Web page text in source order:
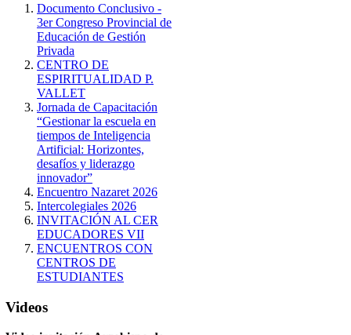
Documento Conclusivo -
3er Congreso Provincial de
Educación de Gestión
Privada
CENTRO DE
ESPIRITUALIDAD P.
VALLET
Jornada de Capacitación
“Gestionar la escuela en
tiempos de Inteligencia
Artificial: Horizontes,
desafíos y liderazgo
innovador”
Encuentro Nazaret 2026
Intercolegiales 2026
INVITACIÓN AL CER
EDUCADORES VII
ENCUENTROS CON
CENTROS DE
ESTUDIANTES
Videos